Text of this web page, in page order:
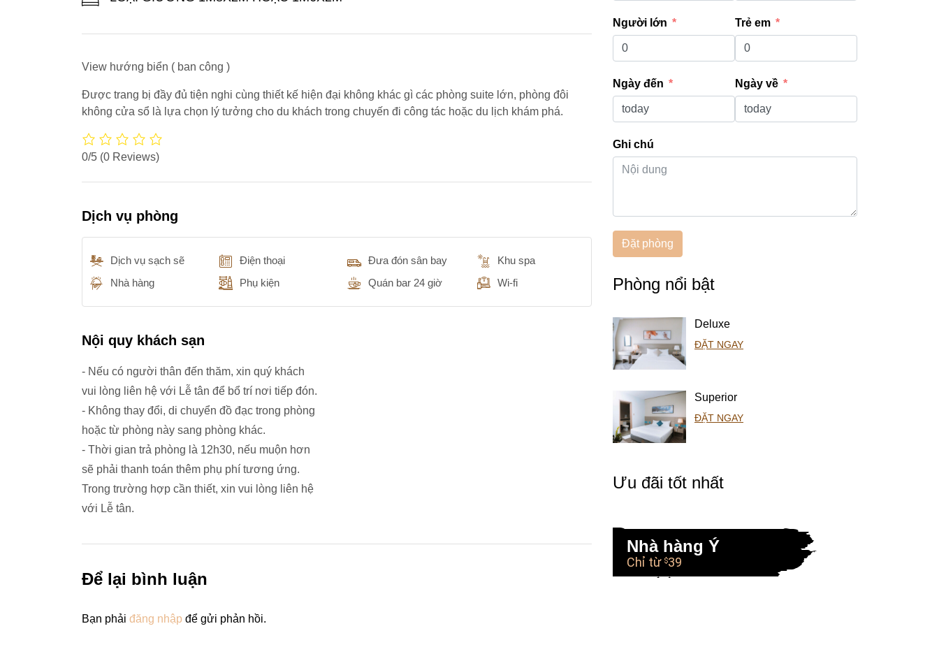
View hướng biển ( ban công )
Được trang bị đầy đủ tiện nghi cùng thiết kế hiện đại không khác gì các phòng suite lớn, phòng đôi
không cửa sổ là lựa chọn lý tưởng cho du khách trong chuyến đi công tác hoặc du lịch khám phá.
0/5 (0 Reviews)
Dịch vụ phòng
Dịch vụ sạch sẽ Điện thoại Đưa đón sân bay
Khu spa
Nhà hàng
Phụ kiện Quán bar 24 giờ Wi-fi
Nội quy khách sạn
- Nếu có người thân đến thăm, xin quý khách
vui lòng liên hệ với Lễ tân để bổ trí nơi tiếp đón.
- Không thay đổi, di chuyển đồ đạc trong phòng
hoặc từ phòng này sang phòng khác.
- Thời gian trả phòng là 12h30, nếu muộn hơn
sẽ phải thanh toán thêm phụ phí tương ứng.
Trong trường hợp cần thiết, xin vui lòng liên hệ
với Lễ tân.
Để lại bình luận
Bạn phải đăng nhập để gửi phản hồi.
Người lớn Trẻ em
Ngày đến Ngày về
Ghi chú
Đặt phòng
Phòng nổi bật
Deluxe
ĐẶT NGAY
Superior
ĐẶT NGAY
Ưu đãi tốt nhất
Nhà hàng Ý
Chỉ từ $39